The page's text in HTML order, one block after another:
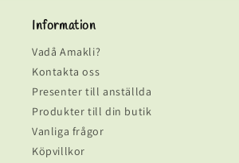
Information
Vadå Amakli?
Kontakta oss
Presenter till anställda
Produkter till din butik
Vanliga frågor
Köpvillkor